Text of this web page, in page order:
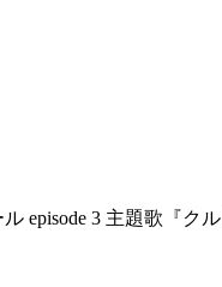
episode 3 主題歌『ク